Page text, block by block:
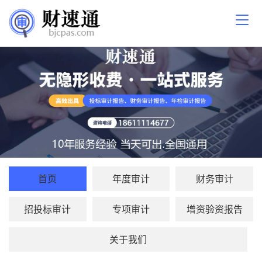
首页 年度审计 财务审计
招投标审计 专项审计 增资验资报告
关于我们